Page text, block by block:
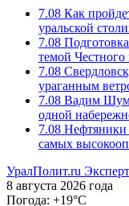
7.08 Как
уральской
7.08
темой
7.08
ураганным
7.08 Вадим
одной
7.08 Нефтяники
самых
УралПолит.ru
8 августа 2026 года
Погода: +19°С